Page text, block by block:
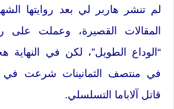
لم تنشر هاربر لي بعد روايتها
المقالات القصيرة، وعملت على
“الوداع الطويل”، لكن في النهاية
في منتصف الثمانينات شرعت في
قاتل آلاباما التسلسلي.